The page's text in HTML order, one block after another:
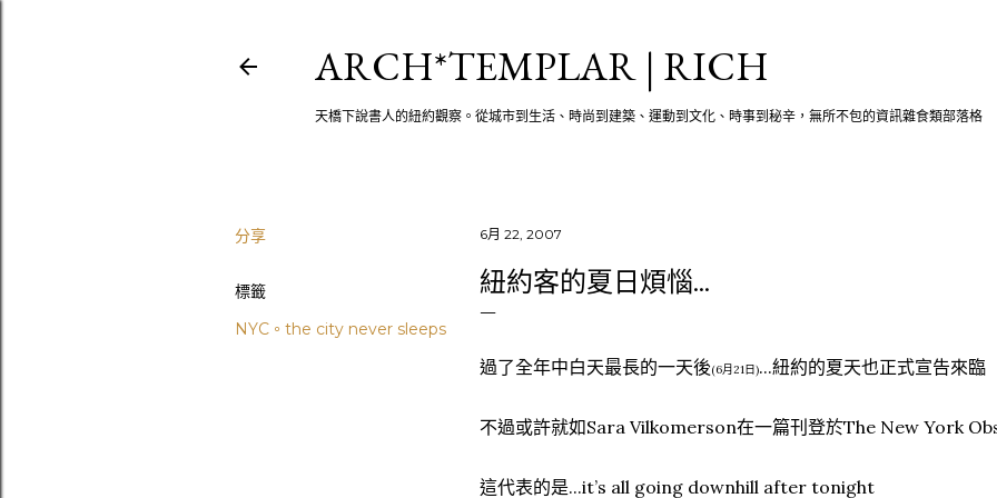
ARCH*TEMPLAR | RICH
天橋下說書人的紐約觀察。從城市到生活、時尚到建築、運動到文化、時事到秘辛，無所不包的資訊雜食類部落格
分享
標籤
NYC。the city never sleeps
6月 22, 2007
紐約客的夏日煩惱...
過了全年中白天最長的一天後(6月21日)...紐約的夏天也正式宣告來臨
不過或許就如Sara Vilkomerson在一篇刊登於The New York
這代表的是...it’s all going downhill after tonight